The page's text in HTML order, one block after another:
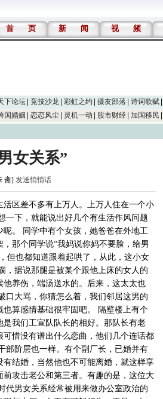
首 页 新 闻 视 频
下论坛 竞技沙龙 彩虹之约 摄友部落 诗词歌赋
国婚姻 恋恋风尘 灵机一动 股市财经 加国移民
女关系”
斋] 发送悄悄话
区差不多有上万人。上万人住在一个小
一下，就能说出好几个有生活作风问题
。 同学中有个女孩，她爸爸在外地工
那个同学说“我妈说你妈不要脸，给男
但也都知道跟着起哄了，从此，这小女
，据说那腿是被某个跟他上床的女人的
养伤，端汤送水的。后来，这太太也
口大骂，你猜怎么着，我们邻居这男的
算感情基础很牢固吧。 隔壁楼上有个
我们工宣队队长的相好。那队长有老
惜没有谱出什么恋曲，他们几个连话都
部阶层也一样。有个副厂长，已婚并有
结婚，当然他也不可能离婚，就这样享
攻击老公和第三者。有趣的是，这位大
代男女关系经常被用来做办公室政治的